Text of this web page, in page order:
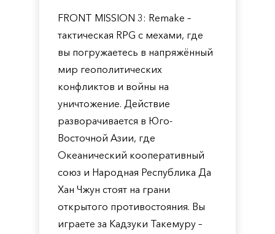
FRONT MISSION 3: Remake –
тактическая RPG с мехами, где
вы погружаетесь в напряжённый
мир геополитических
конфликтов и войны на
уничтожение. Действие
разворачивается в Юго-
Восточной Азии, где
Океанический кооперативный
союз и Народная Республика Да
Хан Чжун стоят на грани
открытого противостояния. Вы
играете за Кадзуки Такемуру –